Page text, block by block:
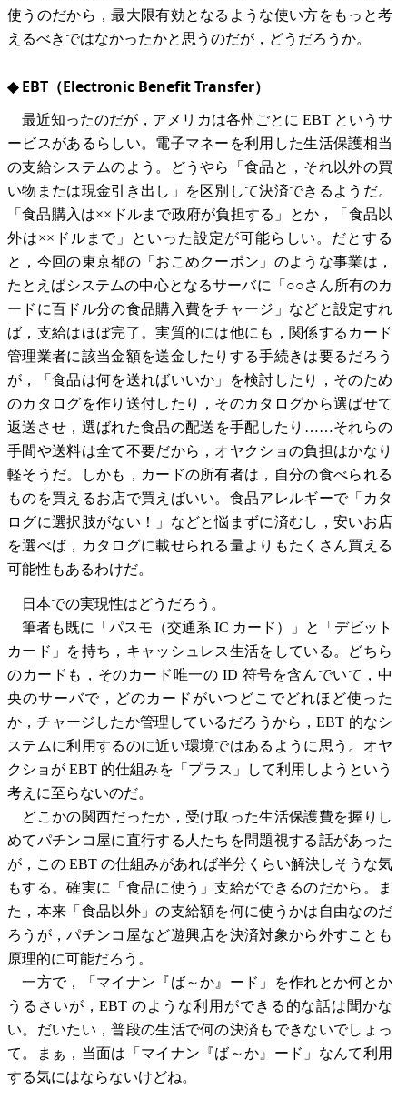
使うのだから，最大限有効となるような使い方をもっと考
えるべきではなかったかと思うのだが，どうだろうか。
◆ EBT（Electronic Benefit Transfer）
最近知ったのだが，アメリカは各州ごとに EBT というサ
ービスがあるらしい。電子マネーを利用した生活保護相当
の支給システムのよう。どうやら「食品と，それ以外の買
い物または現金引き出し」を区別して決済できるようだ。
「食品購入は××ドルまで政府が負担する」とか，「食品以
外は××ドルまで」といった設定が可能らしい。だとする
と，今回の東京都の「おこめクーポン」のような事業は，
たとえばシステムの中心となるサーバに「○○さん所有のカ
ードに百ドル分の食品購入費をチャージ」などと設定すれ
ば，支給はほぼ完了。実質的には他にも，関係するカード
管理業者に該当金額を送金したりする手続きは要るだろう
が，「食品は何を送ればいいか」を検討したり，そのため
のカタログを作り送付したり，そのカタログから選ばせて
返送させ，選ばれた食品の配送を手配したり……それらの
手間や送料は全て不要だから，オヤクショの負担はかなり
軽そうだ。しかも，カードの所有者は，自分の食べられる
ものを買えるお店で買えばいい。食品アレルギーで「カタ
ログに選択肢がない！」などと悩まずに済むし，安いお店
を選べば，カタログに載せられる量よりもたくさん買える
可能性もあるわけだ。
日本での実現性はどうだろう。
筆者も既に「パスモ（交通系 IC カード）」と「デビット
カード」を持ち，キャッシュレス生活をしている。どちら
のカードも，そのカード唯一の ID 符号を含んでいて，中
央のサーバで，どのカードがいつどこでどれほど使った
か，チャージしたか管理しているだろうから，EBT 的なシ
ステムに利用するのに近い環境ではあるように思う。オヤ
クショが EBT 的仕組みを「プラス」して利用しようという
考えに至らないのだ。
どこかの関西だったか，受け取った生活保護費を握りし
めてパチンコ屋に直行する人たちを問題視する話があった
が，この EBT の仕組みがあれば半分くらい解決しそうな気
もする。確実に「食品に使う」支給ができるのだから。ま
た，本来「食品以外」の支給額を何に使うかは自由なのだ
ろうが，パチンコ屋など遊興店を決済対象から外すことも
原理的に可能だろう。
一方で，「マイナン『ば～か』ード」を作れとか何とか
うるさいが，EBT のような利用ができる的な話は聞かな
い。だいたい，普段の生活で何の決済もできないでしょっ
て。まぁ，当面は「マイナン『ば～か』ード」なんて利用
する気にはならないけどね。